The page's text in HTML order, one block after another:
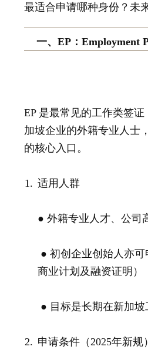
最适合申请哪种身份？未
一、EP：Employment
EP 是最常见的工作类签
加坡企业的外籍专业人士
的核心入口。
适用人群
● 外籍专业人才、公司
● 初创企业创始人亦可
商业计划及融资证明）
● 目标是长期在新加坡
申请条件（2025年新规）